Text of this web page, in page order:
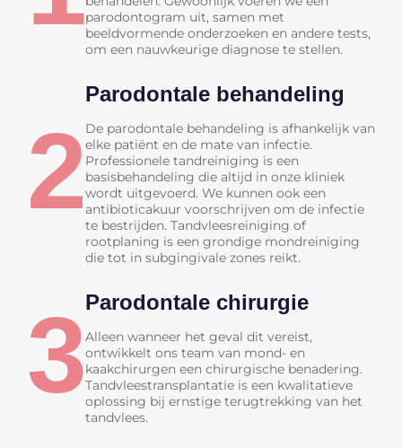
parodontogram uit, samen met
beeldvormende onderzoeken en andere tests,
om een nauwkeurige diagnose te stellen.
2
Parodontale behandeling
De parodontale behandeling is afhankelijk van
elke patiënt en de mate van infectie.
Professionele tandreiniging is een
basisbehandeling die altijd in onze kliniek
wordt uitgevoerd. We kunnen ook een
antibioticakuur voorschrijven om de infectie
te bestrijden. Tandvleesreiniging of
rootplaning is een grondige mondreiniging
die tot in subgingivale zones reikt.
3Parodontale chirurgie
Alleen wanneer het geval dit vereist,
ontwikkelt ons team van mond- en
kaakchirurgen een chirurgische benadering.
Tandvleestransplantatie is een kwalitatieve
oplossing bij ernstige terugtrekking van het
tandvlees.